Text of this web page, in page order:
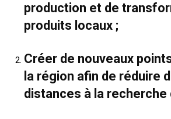
production et de
produits locaux ;
Créer de nouveaux
la région afin de réduire
distances à la recherche